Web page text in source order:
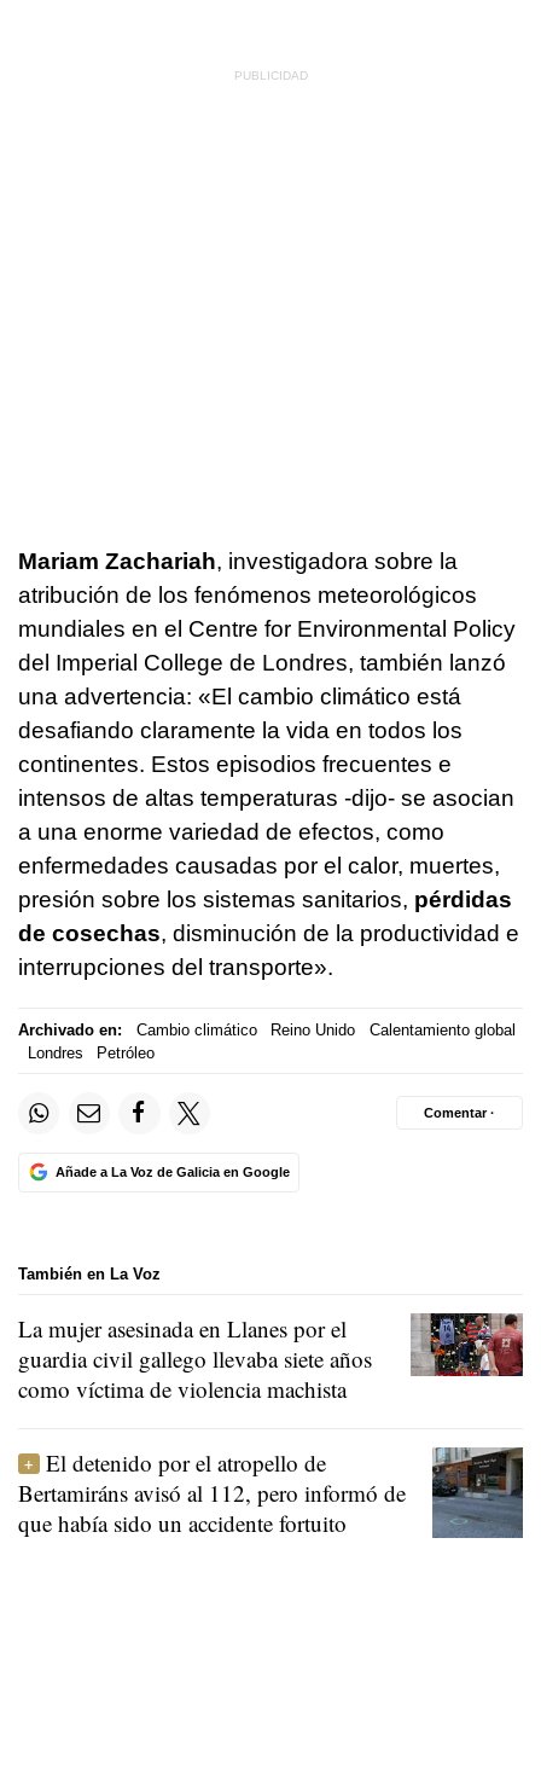
Mariam Zachariah, investigadora sobre la
atribución de los fenómenos meteorológicos
mundiales en el Centre for Environmental Policy
del Imperial College de Londres, también lanzó
una advertencia: «El cambio climático está
desafiando claramente la vida en todos los
continentes. Estos episodios frecuentes e
intensos de altas temperaturas -dijo- se asocian
a una enorme variedad de efectos, como
enfermedades causadas por el calor, muertes,
presión sobre los sistemas sanitarios, pérdidas
de cosechas, disminución de la productividad e
interrupciones del transporte».
Archivado en: Cambio climático Reino Unido
Calentamiento global
Londres
Petróleo
Añade a La Voz de Galicia en Google
Comentar ·
También en La Voz
La mujer asesinada en Llanes por el
guardia civil gallego llevaba siete años
como víctima de violencia machista
El detenido por el atropello de
Bertamiráns avisó al 112, pero informó de
que había sido un accidente fortuito